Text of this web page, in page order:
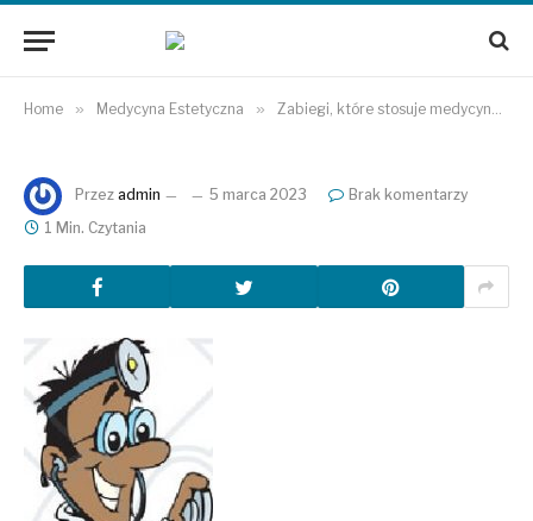
Home » Medycyna Estetyczna » Zabiegi, które stosuje medycyna estetyczna
Przez admin 5 marca 2023
Brak komentarzy
1 Min. Czytania